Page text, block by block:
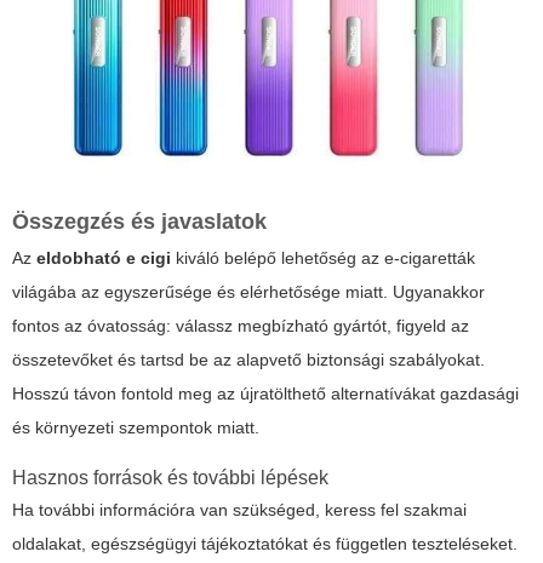
Összegzés és javaslatok
Az eldobható e cigi kiváló belépő lehetőség az e-cigaretták
világába az egyszerűsége és elérhetősége miatt. Ugyanakkor
fontos az óvatosság: válassz megbízható gyártót, figyeld az
összetevőket és tartsd be az alapvető biztonsági szabályokat.
Hosszú távon fontold meg az újratölthető alternatívákat gazdasági
és környezeti szempontok miatt.
Hasznos források és további lépések
Ha további információra van szükséged, keress fel szakmai
oldalakat, egészségügyi tájékoztatókat és független teszteléseket.